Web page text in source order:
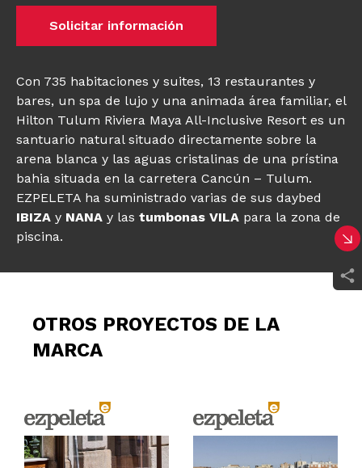
Solicitar información
Con 735 habitaciones y suites, 13 restaurantes y
bares, un spa de lujo y una animada área familiar, el
Hilton Tulum Riviera Maya All-Inclusive Resort es un
santuario natural situado directamente sobre la
arena blanca y las aguas cristalinas de una prístina
bahia situada en la carretera Cancún – Tulum.
EZPELETA ha suministrado varias de sus daybed
IBIZA y NANA y las tumbonas VILA para la zona de
piscina.
OTROS PROYECTOS DE LA
MARCA